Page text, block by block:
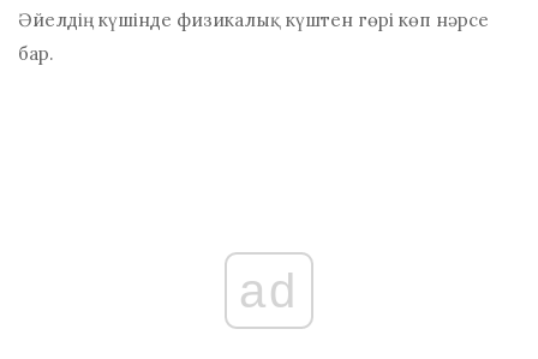
Әйелдің күшінде физикалық күштен гөрі көп нәрсе
бар.
ad